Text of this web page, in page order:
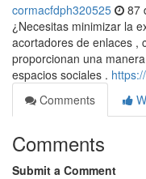
cormacfdph320525 87
¿Necesitas minimizar la
acortadores de enlaces ,
proporcionan una
espacios sociales .
Comments
Comments
Submit a Comment